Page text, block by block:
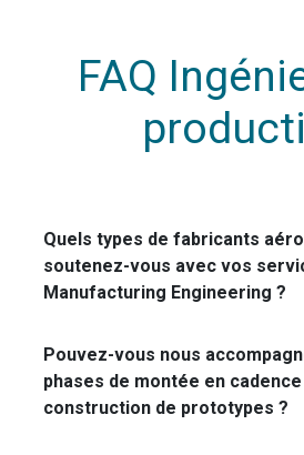
FAQ
Quels types de fabricants
soutenez-vous avec vos
Manufacturing Engineering ?
Pouvez-vous nous
phases de montée en
construction de prototypes ?